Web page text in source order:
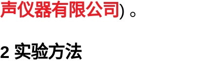
声仪器有限公司) 。
2 实验方法